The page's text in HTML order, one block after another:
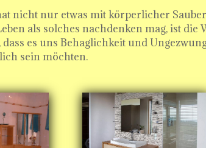
nicht nur etwas mit körperlicher
als solches nachdenken mag, ist
es uns Behaglichkeit und
sein möchten.